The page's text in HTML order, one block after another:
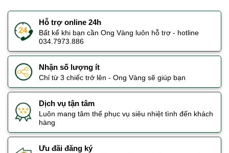
Hỗ trợ online 24h
Bất kể khi bạn cần Ong Vàng luôn hỗ trợ - hotline
034.7973.886
Nhận số lượng ít
Chỉ từ 3 chiếc trở lên - Ong Vàng sẽ giúp bạn
Dịch vụ tận tâm
Luôn mang tâm thế phục vụ siêu nhiệt tình đến khách
hàng
Ưu đãi đăng ký